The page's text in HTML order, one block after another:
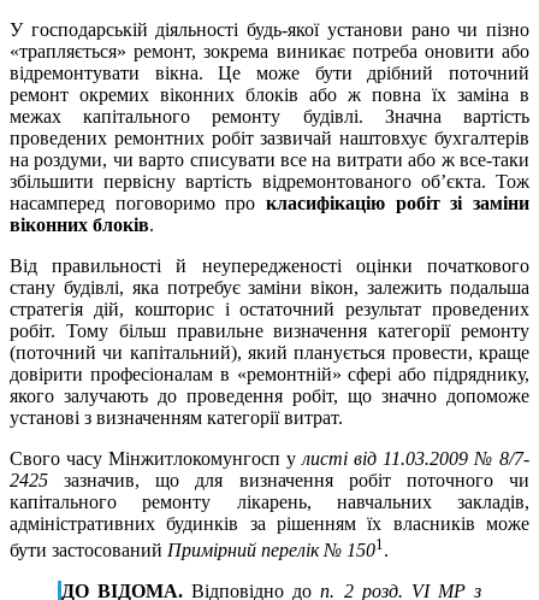
У господарській діяльності будь-якої установи рано чи пізно
«трапляється» ремонт, зокрема виникає потреба оновити або
відремонтувати вікна. Це може бути дрібний поточний
ремонт окремих віконних блоків або ж повна їх заміна в
межах капітального ремонту будівлі. Значна вартість
проведених ремонтних робіт зазвичай наштовхує бухгалтерів
на роздуми, чи варто списувати все на витрати або ж все-таки
збільшити первісну вартість відремонтованого об’єкта. Тож
насамперед поговоримо про класифікацію робіт зі заміни
віконних блоків.
Від правильності й неупередженості оцінки початкового
стану будівлі, яка потребує заміни вікон, залежить подальша
стратегія дій, кошторис і остаточний результат проведених
робіт. Тому більш правильне визначення категорії ремонту
(поточний чи капітальний), який планується провести, краще
довірити професіоналам в «ремонтній» сфері або підряднику,
якого залучають до проведення робіт, що значно допоможе
установі з визначенням категорії витрат.
Свого часу Мінжитлокомунгосп у листі від 11.03.2009 № 8/7-
2425 зазначив, що для визначення робіт поточного чи
капітального ремонту лікарень, навчальних закладів,
адміністративних будинків за рішенням їх власників може
бути застосований Примірний перелік № 1501 .
ДО ВІДОМА. Відповідно доп. 2 розд. VI МР з